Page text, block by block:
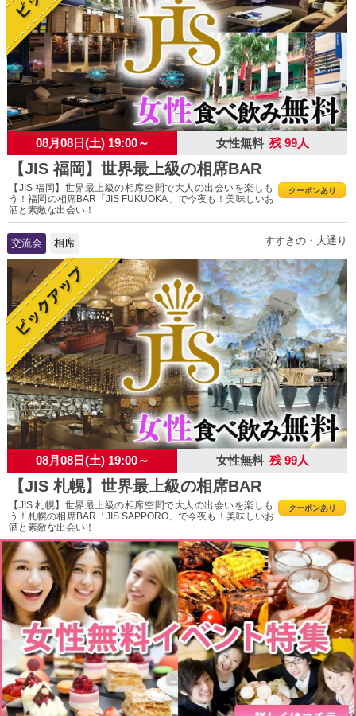
08月08日(土) 19:00～ 女性無料 残 99人
【JIS 福岡】世界最上級の相席BAR
クーポンあり
【JIS 福岡】世界最上級の相席空間で大人の出会いを楽しも
う！福岡の相席BAR「JIS FUKUOKA」で今夜も！美味しいお
酒と素敵な出会い！
交流会 相席 すすきの・大通り
08月08日(土) 19:00～ 女性無料 残 99人
【JIS 札幌】世界最上級の相席BAR
クーポンあり
【JIS 札幌】世界最上級の相席空間で大人の出会いを楽しも
う！札幌の相席BAR「JIS SAPPORO」で今夜も！美味しいお
酒と素敵な出会い！